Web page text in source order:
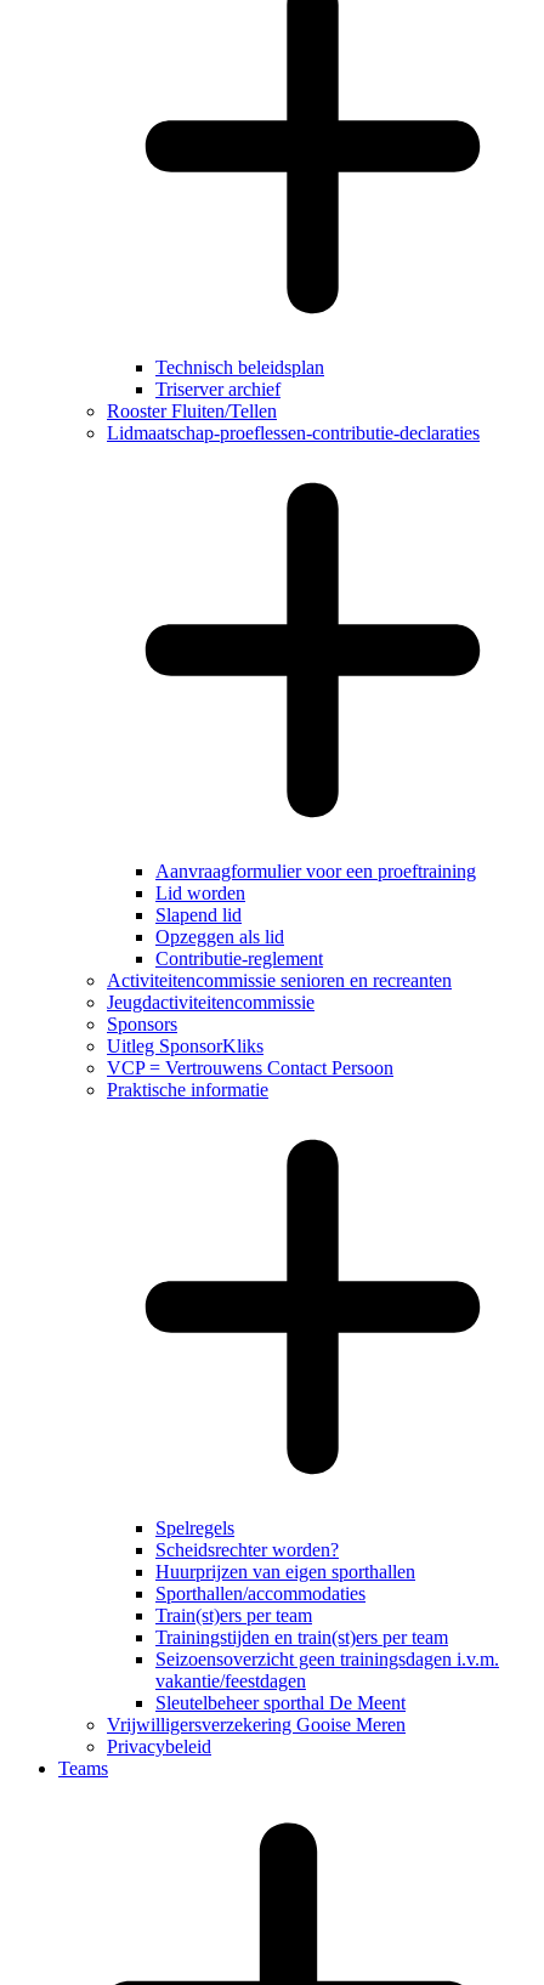
Technisch beleidsplan
Triserver archief
Rooster Fluiten/Tellen
Lidmaatschap-proeflessen-contributie-declaraties
Aanvraagformulier voor een proeftraining
Lid worden
Slapend lid
Opzeggen als lid
Contributie-reglement
Activiteitencommissie senioren en recreanten
Jeugdactiviteitencommissie
Sponsors
Uitleg SponsorKliks
VCP = Vertrouwens Contact Persoon
Praktische informatie
Spelregels
Scheidsrechter worden?
Huurprijzen van eigen sporthallen
Sporthallen/accommodaties
Train(st)ers per team
Trainingstijden en train(st)ers per team
Seizoensoverzicht geen trainingsdagen i.v.m.
vakantie/feestdagen
Sleutelbeheer sporthal De Meent
Vrijwilligersverzekering Gooise Meren
Privacybeleid
Teams